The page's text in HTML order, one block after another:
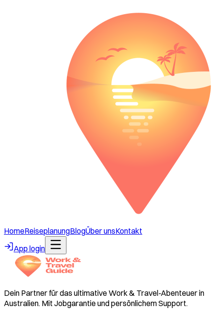
HomeReiseplanungBlogÜber unsKontakt
App login
Dein Partner für das ultimative Work & Travel-Abenteuer in
Australien. Mit Jobgarantie und persönlichem Support.